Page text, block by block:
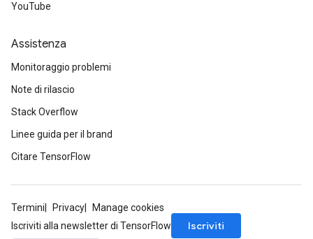
YouTube
Assistenza
Monitoraggio problemi
Note di rilascio
Stack Overflow
Linee guida per il brand
Citare TensorFlow
Termini Privacy
Manage cookies
Iscriviti alla newsletter di TensorFlow
Iscriviti